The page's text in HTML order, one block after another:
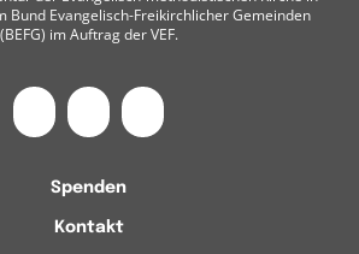
Bund Evangelisch-Freikirchlicher Gemeinden
(BEFG) im Auftrag der VEF.
Spenden
Kontakt